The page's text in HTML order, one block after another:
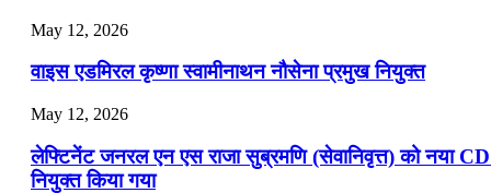
May 12, 2026
वाइस एडमिरल कृष्णा स्वामीनाथन नौसेना प्रमुख नियुक्त
May 12, 2026
लेफ्टिनेंट जनरल एन एस राजा सुब्रमणि (सेवानिवृत्त) को नया
नियुक्त किया गया